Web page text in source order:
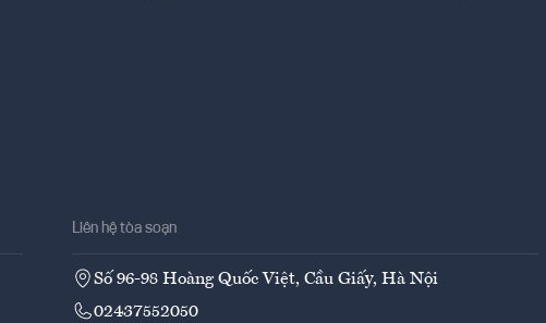
Liên hệ tòa soạn
Số 96-98 Hoàng Quốc Việt, Cầu Giấy, Hà Nội
02437552050